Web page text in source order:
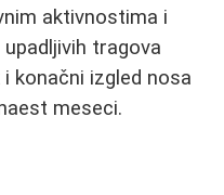
aktivnostima i
tragova
konačni izgled nosa
meseci.